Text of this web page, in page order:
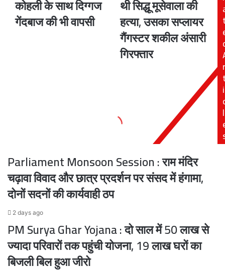
लिए
टीम
इंडिया
कोहली के साथ दिग्गज
गेंदबाज की भी वापसी
'ग्लॉक'
पिस्टल
से
हुई
थी
सिद्धू
गैंगस्टर
थी सिद्धू मूसेवाला की
हत्या, उसका सप्लायर
गैंगस्टर शकील अंसारी
गिरफ्तार
r
i
l
Parliament Monsoon Session : राम मंदिर
चढ़ावा विवाद और छात्र प्रदर्शन पर संसद में हंगामा,
दोनों सदनों की कार्यवाही ठप
2 days ago
PM Surya Ghar Yojana : दो साल में 50 लाख से
ज्यादा परिवारों तक पहुंची योजना, 19 लाख घरों का
बिजली बिल हुआ जीरो